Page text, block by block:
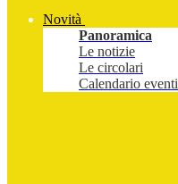
Novità
Panoramica
Le notizie
Le circolari
Calendario eventi